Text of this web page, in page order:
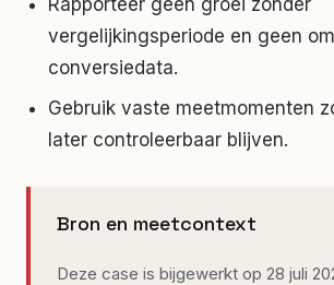
vergelijkingsperiode en geen
conversiedata.
Gebruik vaste meetmomenten
later controleerbaar blijven.
Bron en meetcontext
Deze case is bijgewerkt op 28 juli